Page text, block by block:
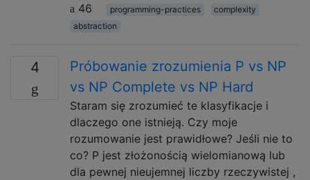
46
programming-practices
complexity
abstraction
4
Próbowanie zrozumienia P vs NP
vs NP Complete vs NP Hard
Staram się zrozumieć te klasyfikacje i
dlaczego one istnieją. Czy moje
rozumowanie jest prawidłowe? Jeśli nie to
co? P jest złożonością wielomianową lub
dla pewnej nieujemnej liczby rzeczywistej ,